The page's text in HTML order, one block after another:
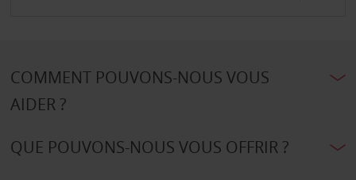
COMMENT POUVONS-NOUS VOUS
AIDER ?
QUE POUVONS-NOUS VOUS OFFRIR ?